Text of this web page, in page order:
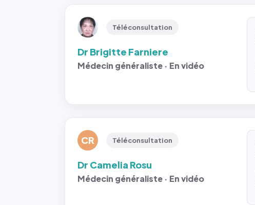
Téléconsultation
Dr Brigitte Farniere
Médecin généraliste · En vidéo
CR Téléconsultation
Dr Camelia Rosu
Médecin généraliste · En vidéo